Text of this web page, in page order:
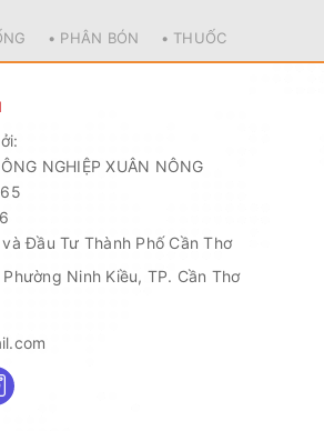
• PHÂN BÓN • THUỐC
NGHIỆP XUÂN NÔNG
Đầu Tư Thành Phố Cần Thơ
Ninh Kiều, TP. Cần Thơ